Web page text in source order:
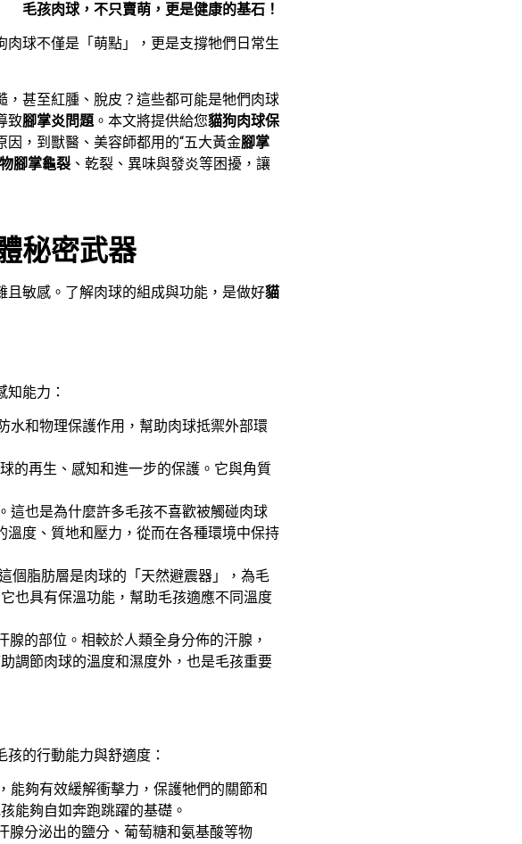
毛孩肉球，不只賣萌，更是健康的基石！
球不僅是「萌點」，更是支撐牠們日常生
，甚至紅腫、脫皮？這些都可能是牠們肉球
致腳掌炎問題 。本文將提供給您貓狗肉球保
，到獸醫、美容師都用的“五大黃金腳掌
腳掌龜裂 、乾裂、異味與發炎等困擾，讓
秘密武器
敏感。了解肉球的組成與功能，是做好貓
能力：
水和物理保護作用，幫助肉球抵禦外部環
的再生、感知和進一步的保護。它與角質
這也是為什麼許多毛孩不喜歡被觸碰肉球
度、質地和壓力，從而在各種環境中保持
個脂肪層是肉球的「天然避震器」，為毛
也具有保溫功能，幫助毛孩適應不同溫度
的部位。相較於人類全身分佈的汗腺，
調節肉球的溫度和濕度外，也是毛孩重要
的行動能力與舒適度：
能夠有效緩解衝擊力，保護牠們的關節和
能夠自如奔跑跳躍的基礎。
腺分泌出的鹽分、葡萄糖和氨基酸等物